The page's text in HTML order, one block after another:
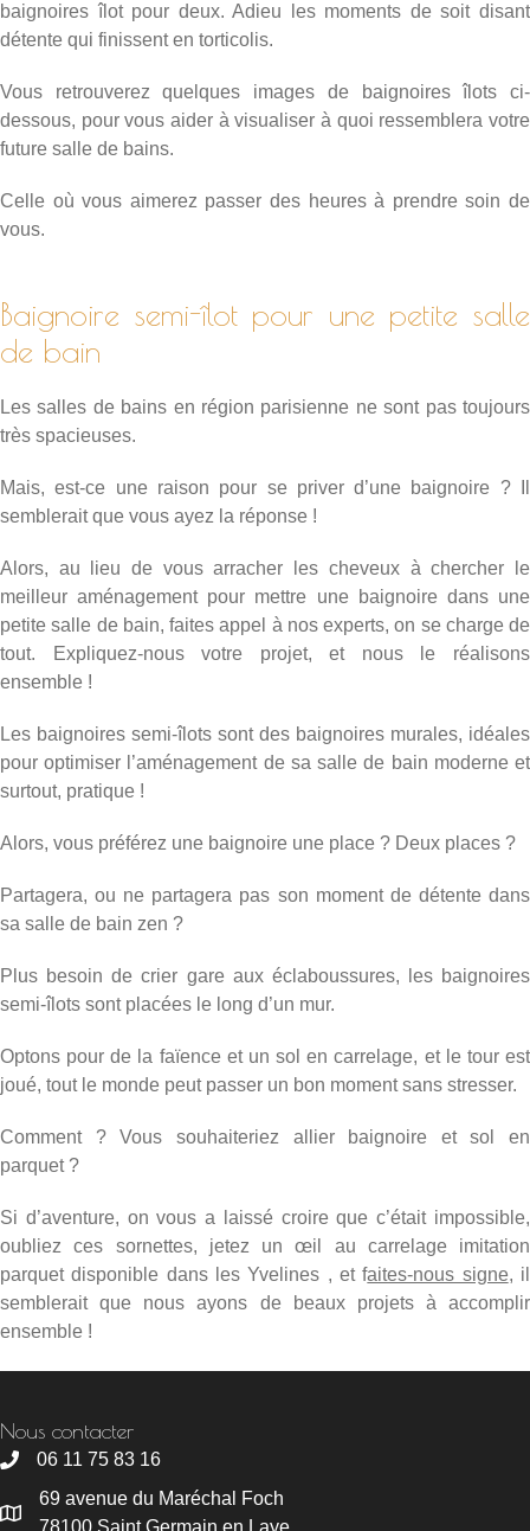
baignoires îlot pour deux. Adieu les moments de soit disant
détente qui finissent en torticolis.
Vous retrouverez quelques images de baignoires îlots ci-
dessous, pour vous aider à visualiser à quoi ressemblera votre
future salle de bains.
Celle où vous aimerez passer des heures à prendre soin de
vous.
Baignoire semi-îlot pour une petite salle
de bain
Les salles de bains en région parisienne ne sont pas toujours
très spacieuses.
Mais, est-ce une raison pour se priver d’une baignoire ? Il
semblerait que vous ayez la réponse !
Alors, au lieu de vous arracher les cheveux à chercher le
meilleur aménagement pour mettre une baignoire dans une
petite salle de bain, faites appel à nos experts, on se charge de
tout. Expliquez-nous votre projet, et nous le réalisons
ensemble !
Les baignoires semi-îlots sont des baignoires murales, idéales
pour optimiser l’aménagement de sa salle de bain moderne et
surtout, pratique !
Alors, vous préférez une baignoire une place ? Deux places ?
Partagera, ou ne partagera pas son moment de détente dans
sa salle de bain zen ?
Plus besoin de crier gare aux éclaboussures, les baignoires
semi-îlots sont placées le long d’un mur.
Optons pour de la faïence et un sol en carrelage, et le tour est
joué, tout le monde peut passer un bon moment sans stresser.
Comment ? Vous souhaiteriez allier baignoire et sol en
parquet ?
Si d’aventure, on vous a laissé croire que c’était impossible,
oubliez ces sornettes, jetez un œil au carrelage imitation
parquet disponible dans les Yvelines , etfaites-nous signe, il
semblerait que nous ayons de beaux projets à accomplir
ensemble !
Nous contacter
06 11 75 83 16
69 avenue du Maréchal Foch